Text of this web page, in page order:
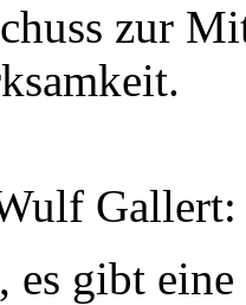
zur
es gibt